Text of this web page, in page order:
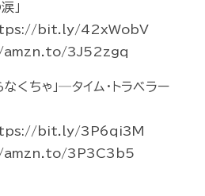
」
https://bit.ly/42xWobV
amzn.to/3J52zgq
くちゃ」─タイム・トラベラー
https://bit.ly/3P6qi3M
amzn.to/3P3C3b5